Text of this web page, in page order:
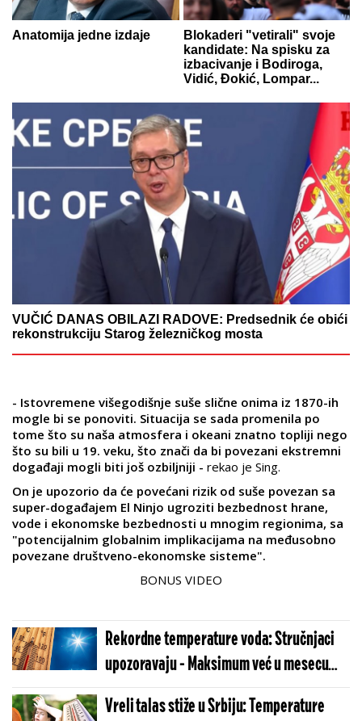
Anatomija jedne izdaje
Blokaderi "vetirali" svoje
kandidate: Na spisku za
izbacivanje i Bodiroga,
Vidić, Đokić, Lompar...
VUČIĆ DANAS OBILAZI RADOVE: Predsednik će obići
rekonstrukciju Starog železničkog mosta
- Istovremene višegodišnje suše slične onima iz 1870-ih
mogle bi se ponoviti. Situacija se sada promenila po
tome što su naša atmosfera i okeani znatno topliji nego
što su bili u 19. veku, što znači da bi povezani ekstremni
događaji mogli biti još ozbiljniji - rekao je Sing.
On je upozorio da će povećani rizik od suše povezan sa
super-događajem El Ninjo ugroziti bezbednost hrane,
vode i ekonomske bezbednosti u mnogim regionima, sa
"potencijalnim globalnim implikacijama na međusobno
povezane društveno-ekonomske sisteme".
BONUS VIDEO
Rekordne temperature voda: Stručnjaci
upozoravaju - Maksimum već u mesecu
maju
Vreli talas stiže u Srbiju: Temperature